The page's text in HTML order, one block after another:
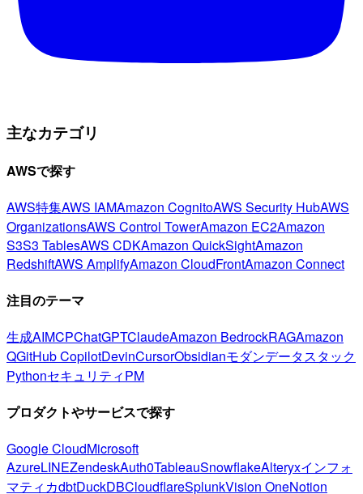
主なカテゴリ
AWSで探す
AWS特集AWS IAMAmazon CognitoAWS Security HubAWS
OrganizationsAWS Control TowerAmazon EC2Amazon
S3S3 TablesAWS CDKAmazon QuickSightAmazon
RedshiftAWS AmplifyAmazon CloudFrontAmazon Connect
注目のテーマ
生成AIMCPChatGPTClaudeAmazon BedrockRAGAmazon
QGitHub CopilotDevinCursorObsidianモダンデータスタック
PythonセキュリティPM
プロダクトやサービスで探す
Google CloudMicrosoft
AzureLINEZendeskAuth0TableauSnowflakeAlteryxインフォ
マティカdbtDuckDBCloudflareSplunkVision OneNotion